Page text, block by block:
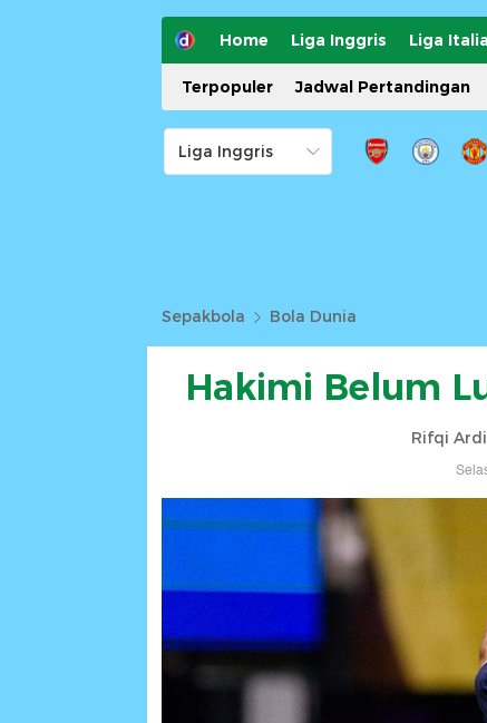
Home Liga Inggris Liga Italia
Terpopuler Jadwal Pertandingan
Sepakbola Bola Dunia
Hakimi Belum
Rifqi